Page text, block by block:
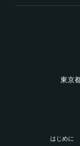
東京
はじめに